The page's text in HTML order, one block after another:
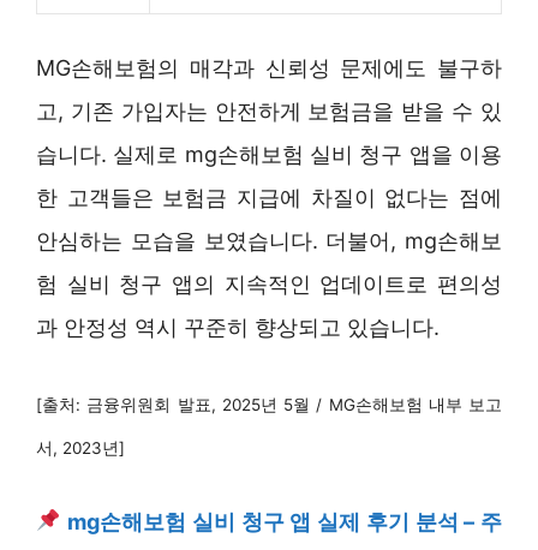
MG손해보험의 매각과 신뢰성 문제에도 불구하
고, 기존 가입자는 안전하게 보험금을 받을 수 있
습니다. 실제로 mg손해보험 실비 청구 앱을 이용
한 고객들은 보험금 지급에 차질이 없다는 점에
안심하는 모습을 보였습니다. 더불어, mg손해보
험 실비 청구 앱의 지속적인 업데이트로 편의성
과 안정성 역시 꾸준히 향상되고 있습니다.
[출처: 금융위원회 발표, 2025년 5월 / MG손해보험 내부 보고
서, 2023년]
mg손해보험 실비 청구 앱 실제 후기 분석 – 주